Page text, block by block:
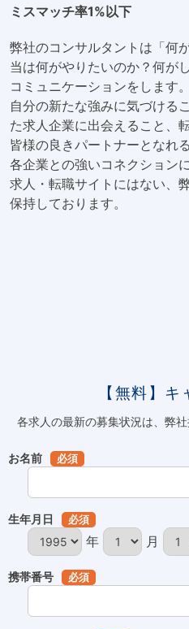
ミスマッチ率1%以下
弊社のコンサルタントは「何
当は何がやりたいのか？何が
コミュニケーションをします。
自分の新たな強みに気づける
た求人企業に出会えること、
皆様の良きパートナーとなれ
各企業との強いコネクション
求人・転職サイトにはない、
保持しております。
【無料】
各求人の最新の募集状況は、弊
お名前 必須
生年月日 必須
年 月
携帯番号 必須